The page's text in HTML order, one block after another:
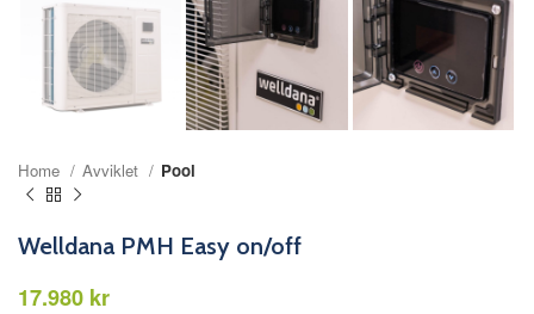
Home Avviklet Pool
Welldana PMH Easy on/off
kr